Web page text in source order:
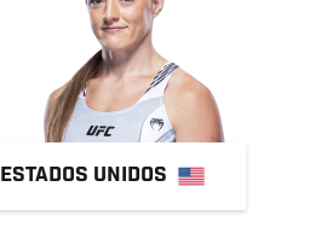
ESTADOS UNIDOS